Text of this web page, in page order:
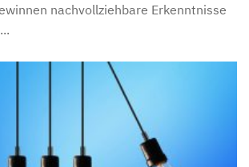
nachvollziehbare Erkenntnisse